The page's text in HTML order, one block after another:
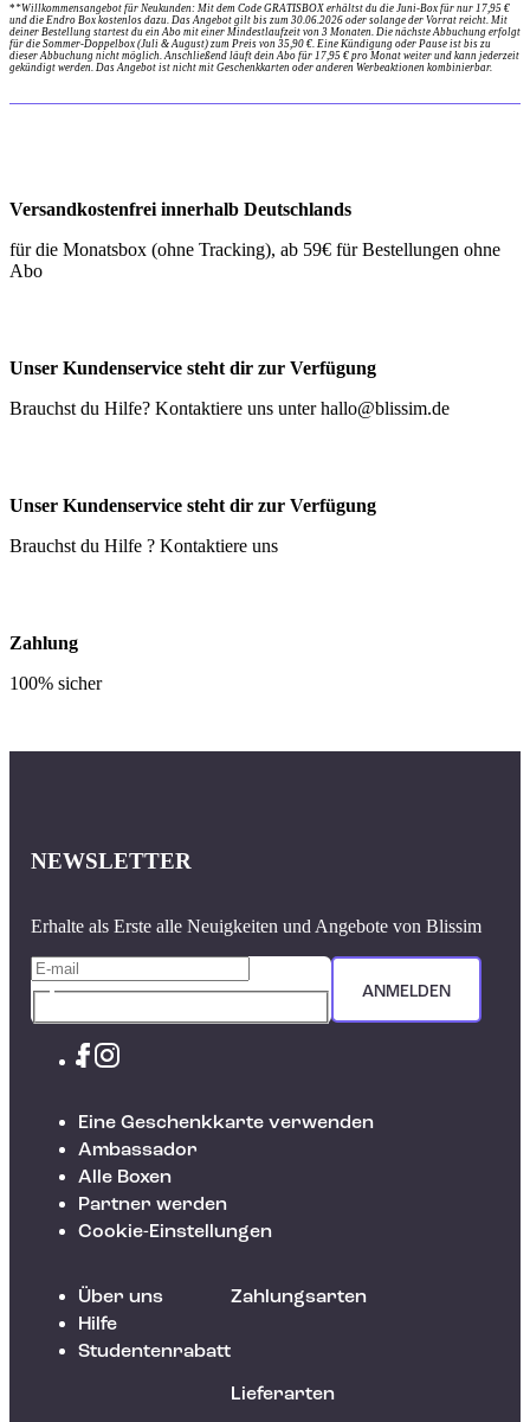
* *Willkommensangebot für Neukunden: Mit dem Code GRATISBOX erhältst du die Juni-Box für nur 17,95 €
und die Endro Box kostenlos dazu. Das Angebot gilt bis zum 30.06.2026 oder solange der Vorrat reicht. Mit
deiner Bestellung startest du ein Abo mit einer Mindestlaufzeit von 3 Monaten. Die nächste Abbuchung erfolgt
für die Sommer-Doppelbox (Juli & August) zum Preis von 35,90 €. Eine Kündigung oder Pause ist bis zu
dieser Abbuchung nicht möglich. Anschließend läuft dein Abo für 17,95 € pro Monat weiter und kann jederzeit
gekündigt werden. Das Angebot ist nicht mit Geschenkkarten oder anderen Werbeaktionen kombinierbar.
Versandkostenfrei innerhalb Deutschlands
für die Monatsbox (ohne Tracking), ab 59€ für Bestellungen ohne
Abo
Unser Kundenservice steht dir zur Verfügung
Brauchst du Hilfe? Kontaktiere uns unterhallo@blissim.de
Unser Kundenservice steht dir zur Verfügung
Brauchst du Hilfe ? Kontaktiere uns
Zahlung
100% sicher
NEWSLETTER
Erhalte als Erste alle Neuigkeiten und Angebote von Blissim
ANMELDEN
Eine Geschenkkarte verwenden
Ambassador
Alle Boxen
Partner werden
Cookie-Einstellungen
Über uns
Hilfe
Studentenrabatt
Zahlungsarten
Lieferarten